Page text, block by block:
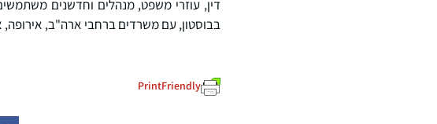
דין, עוזרי משפט, מנהלים וחדשנים
בבוסטון, עם משרדים ברחבי ארה"ב, אירופה,
PrintFriendly